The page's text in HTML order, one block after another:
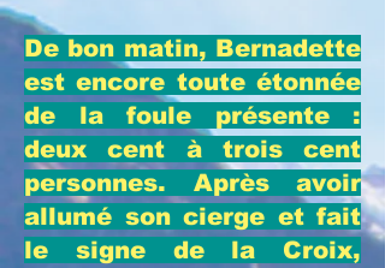
De bon matin, Bernadette
est encore toute étonnée
de la foule présente :
deux cent à trois cent
personnes. Après avoir
allumé son cierge et fait
le signe de la Croix,